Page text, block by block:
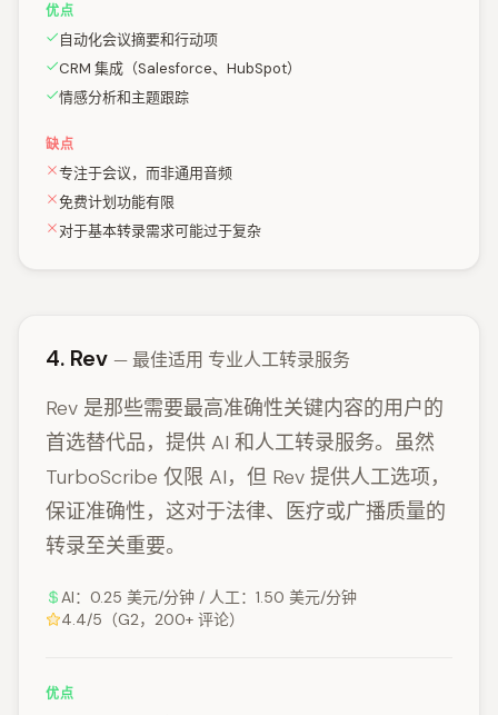
优点
自动化会议摘要和行动项
CRM 集成（Salesforce、HubSpot）
情感分析和主题跟踪
缺点
专注于会议，而非通用音频
免费计划功能有限
对于基本转录需求可能过于复杂
4. Rev — 最佳适用 专业人工转录服务
Rev 是那些需要最高准确性关键内容的用户的
首选替代品，提供 AI 和人工转录服务。虽然
TurboScribe 仅限 AI，但 Rev 提供人工选项，
保证准确性，这对于法律、医疗或广播质量的
转录至关重要。
AI：0.25 美元/分钟 / 人工：1.50 美元/分钟
4.4/5（G2，200+ 评论）
优点